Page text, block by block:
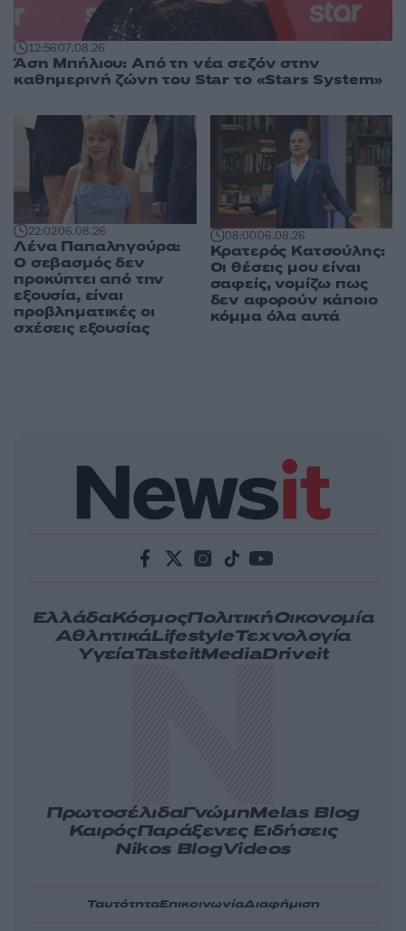
12:5607.08.26
Άση Μπήλιου: Από τη νέα σεζόν στην
καθημερινή ζώνη του Star το «Stars System»
22:0206.08.26
Λένα Παπαληγούρα:
Ο σεβασμός δεν
προκύπτει από την
εξουσία, είναι
προβληματικές οι
σχέσεις εξουσίας
08:0006.08.26
Κρατερός Κατσούλης:
Οι θέσεις μου είναι
σαφείς, νομίζω πως
δεν αφορούν κάποιο
κόμμα όλα αυτά
ΕλλάδαΚόσμοςΠολιτικήΟικονομία
ΑθλητικάLifestyleΤεχνολογία
ΥγείαTasteitMediaDriveit
ΠρωτοσέλιδαΓνώμηMelas Blog
ΚαιρόςΠαράξενες Ειδήσεις
Nikos BlogVideos
ΤαυτότηταΕπικοινωνίαΔιαφήμιση